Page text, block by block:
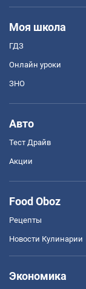
Моя школа
ГДЗ
Онлайн уроки
ЗНО
Авто
Тест Драйв
Акции
Food Oboz
Рецепты
Новости Кулинарии
Экономика